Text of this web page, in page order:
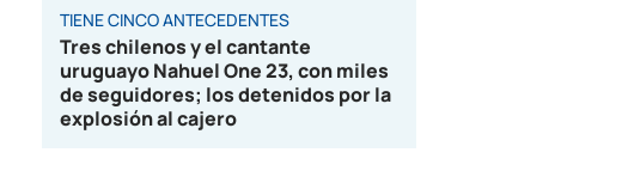
TIENE CINCO ANTECEDENTES
Tres chilenos y el cantante
uruguayo Nahuel One 23, con miles
de seguidores; los detenidos por la
explosión al cajero